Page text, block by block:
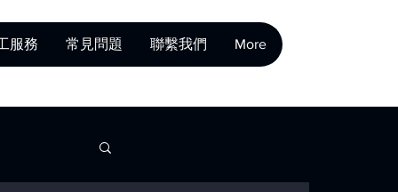
服務 常見問題 聯繫我們 More